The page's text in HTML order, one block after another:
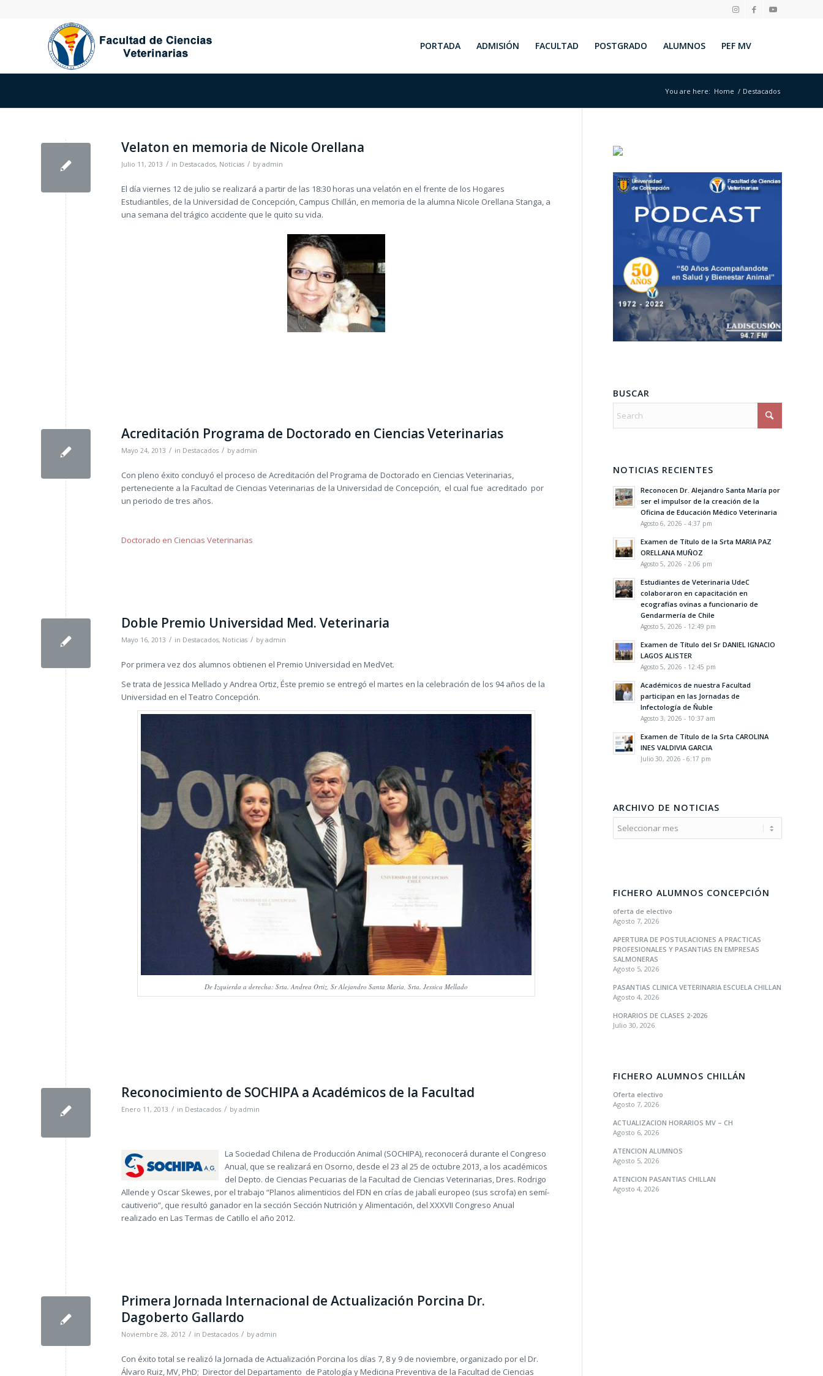
PORTADA ADMISIÓN FACULTAD POSTGRADO ALUMNOS PEF MV
You are here: Home / Destacados
Velaton en memoria de Nicole Orellana
Julio 11, 2013 / in Destacados, Noticias / by admin
El día viernes 12 de julio se realizará a partir de las 18:30 horas una velatón en el frente de los Hogares
Estudiantiles, de la Universidad de Concepción, Campus Chillán, en memoria de la alumna Nicole Orellana Stanga, a
una semana del trágico accidente que le quito su vida.
Acreditación Programa de Doctorado en Ciencias Veterinarias
Mayo 24, 2013 / in Destacados / by admin
Con pleno éxito concluyó el proceso de Acreditación del Programa de Doctorado en Ciencias Veterinarias,
perteneciente a la Facultad de Ciencias Veterinarias de la Universidad de Concepción, el cual fue acreditado por
un periodo de tres años.
Doctorado en Ciencias Veterinarias
Doble Premio Universidad Med. Veterinaria
Mayo 16, 2013 / in Destacados, Noticias / by admin
Por primera vez dos alumnos obtienen el Premio Universidad en MedVet.
Se trata de Jessica Mellado y Andrea Ortiz, Éste premio se entregó el martes en la celebración de los 94 años de la
Universidad en el Teatro Concepción.
De Izquierda a derecha: Srta. Andrea Ortiz, Sr Alejandro Santa Maria, Srta. Jessica Mellado
Reconocimiento de SOCHIPA a Académicos de la Facultad
Enero 11, 2013 / in Destacados / by admin
La Sociedad Chilena de Producción Animal (SOCHIPA), reconocerá durante el Congreso
Anual, que se realizará en Osorno, desde el 23 al 25 de octubre 2013, a los académicos
del Depto. de Ciencias Pecuarias de la Facultad de Ciencias Veterinarias, Dres. Rodrigo
Allende y Oscar Skewes, por el trabajo “Planos alimenticios del FDN en crías de jabalí europeo (sus scrofa) en semí-
cautiverio”, que resultó ganador en la sección Sección Nutrición y Alimentación, del XXXVII Congreso Anual
realizado en Las Termas de Catillo el año 2012.
Primera Jornada Internacional de Actualización Porcina Dr.
Dagoberto Gallardo
Noviembre 28, 2012 / in Destacados / by admin
Con éxito total se realizó la Jornada de Actualización Porcina los días 7, 8 y 9 de noviembre, organizado por el Dr.
Álvaro Ruiz, MV, PhD; Director del Departamento de Patología y Medicina Preventiva de la Facultad de Ciencias
BUSCAR
NOTICIAS RECIENTES
Reconocen Dr. Alejandro Santa María por
ser el impulsor de la creación de la
Oficina de Educación Médico Veterinaria
Agosto 6, 2026 - 4:37 pm
Examen de Título de la Srta MARIA PAZ
ORELLANA MUÑOZ
Agosto 5, 2026 - 2:06 pm
Estudiantes de Veterinaria UdeC
colaboraron en capacitación en
ecografías ovinas a funcionario de
Gendarmería de Chile
Agosto 5, 2026 - 12:49 pm
Examen de Título del Sr DANIEL IGNACIO
LAGOS ALISTER
Agosto 5, 2026 - 12:45 pm
Académicos de nuestra Facultad
participan en las Jornadas de
Infectología de Ñuble
Agosto 3, 2026 - 10:37 am
Examen de Título de la Srta CAROLINA
INES VALDIVIA GARCIA
Julio 30, 2026 - 6:17 pm
ARCHIVO DE NOTICIAS
FICHERO ALUMNOS CONCEPCIÓN
oferta de electivo
Agosto 7, 2026
APERTURA DE POSTULACIONES A PRACTICAS
PROFESIONALES Y PASANTIAS EN EMPRESAS
SALMONERAS
Agosto 5, 2026
PASANTIAS CLINICA VETERINARIA ESCUELA CHILLAN
Agosto 4, 2026
HORARIOS DE CLASES 2-2026
Julio 30, 2026
FICHERO ALUMNOS CHILLÁN
Oferta electivo
Agosto 7, 2026
ACTUALIZACION HORARIOS MV – CH
Agosto 6, 2026
ATENCION ALUMNOS
Agosto 5, 2026
ATENCION PASANTIAS CHILLAN
Agosto 4, 2026